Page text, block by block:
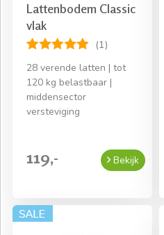
Lattenbodem Classic
vlak
(1)
28 verende latten | tot
120 kg belastbaar |
middensector
versteviging
119,- Bekijk